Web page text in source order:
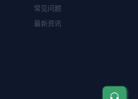
常见问题
最新资讯